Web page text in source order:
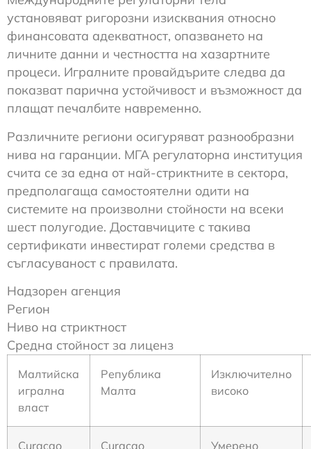
установяват ригорозни изисквания относно
финансовата адекватност, опазването на
личните данни и честността на хазартните
процеси. Игралните провайдърите следва да
показват парична устойчивост и възможност да
плащат печалбите навременно.
Различните региони осигуряват разнообразни
нива на гаранции. МГА регулаторна институция
счита се за една от най-стриктните в сектора,
предполагаща самостоятелни одити на
системите на произволни стойности на всеки
шест полугодие. Доставчиците с такива
сертификати инвестират големи средства в
съгласуваност с правилата.
Надзорен агенция
Регион
Ниво на стриктност
Средна стойност за лиценз
Малтийска
игрална
власт
Република
Малта
Изключително
високо
Curacao Curacao Умерено